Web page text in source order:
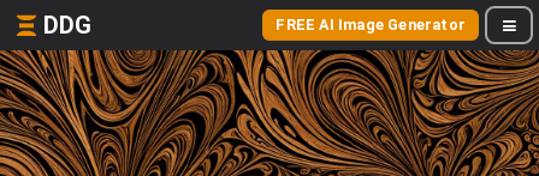
DDG FREE AI Image Generator